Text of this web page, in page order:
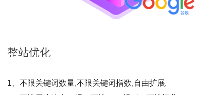
整站优化
1、不限关键词数量,不限关键词指数,自由扩展.